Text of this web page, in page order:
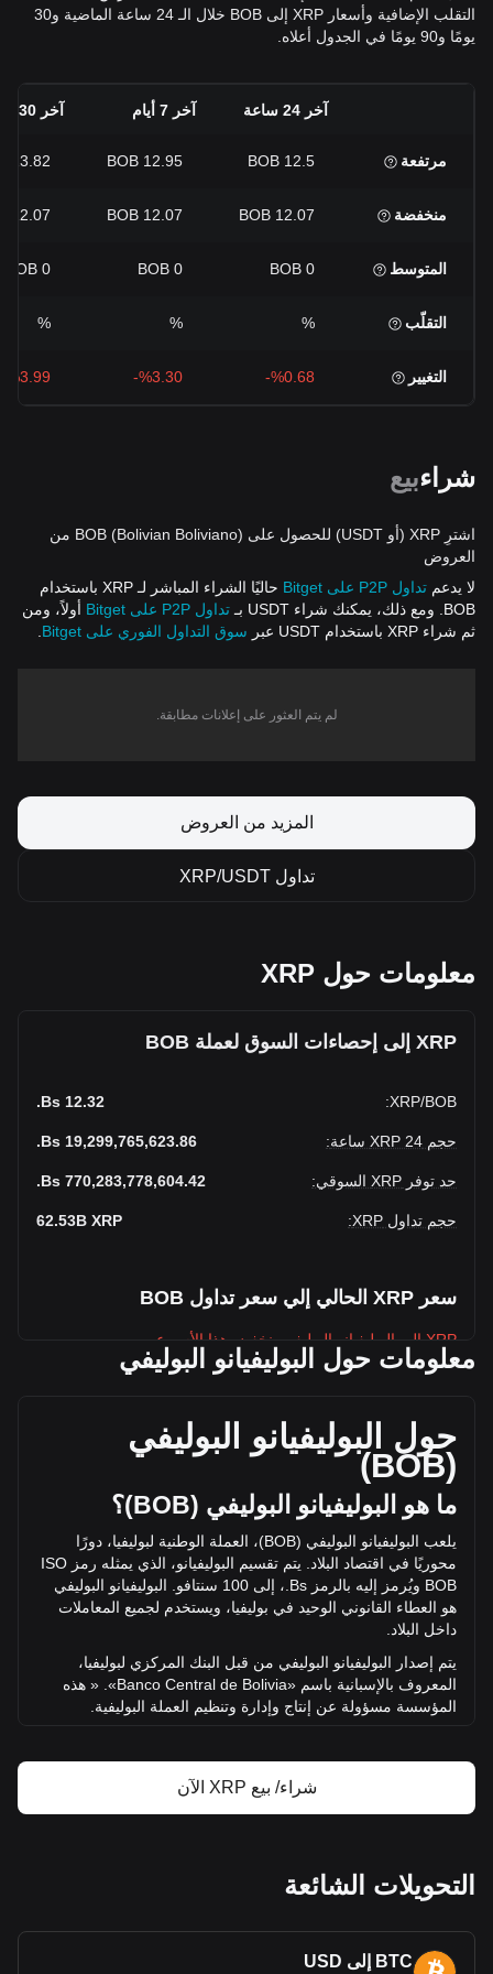
التقلب الإضافية وأسعار XRP إلى BOB خلال الـ 24 ساعة الماضية و30
يومًا و90 يومًا في الجدول أعلاه.
آخر 24 ساعة آخر 7 أيام آخر 30 يومًا
مرتفعة 12.5 BOB
12.95 BOB
13.82 BOB
منخفضة 12.07 BOB
12.07 BOB
12.07 BOB
المتوسط 0 BOB
0 BOB
0 BOB
التقلّب %
%
%
التغيير %0.68-
%3.30-
%3.99-
شراءبيع
اشترِ XRP (أو USDT) للحصول على BOB (Bolivian Boliviano) من
العروض
لا يدعم تداول P2P على Bitget
حاليًا الشراء المباشر لـ XRP باستخدام
BOB. ومع ذلك، يمكنك شراء USDT بـ
تداول P2P على Bitget
أولاً، ومن
ثم شراء XRP باستخدام USDT عبر
سوق التداول الفوري على Bitget
لم يتم العثور على إعلانات مطابقة.
المزيد من العروض
تداول XRP/USDT
معلومات حول XRP
XRP إلى إحصاءات السوق لعملة BOB
XRP/BOB
:
12.32 Bs.
حجم XRP 24 ساعة :
19,299,765,623.86 Bs.
حد توفر XRP السوقي :
770,283,778,604.42 Bs.
حجم تداول XRP :
62.53B XRP
سعر XRP الحالي إلي سعر تداول BOB
XRP إلى البوليفيانو البوليفي ينخفض هذا الأسبوع.
15,975,225,372.49 Bs..
مزيد من المعلومات حول XRP من Bitget
سعر XRP
توقعات سعر XRP
تعريف XRP (XRP)
حاسبة ربح XRP
معلومات حول البوليفيانو البوليفي
حول البوليفيانو البوليفي
(
BOB
)
ما هو البوليفيانو البوليفي (BOB)؟
يلعب البوليفيانو البوليفي (BOB)، العملة الوطنية لبوليفيا، دورًا
محوريًا في اقتصاد البلاد. يتم تقسيم البوليفيانو، الذي يمثله رمز ISO
BOB ويُرمز إليه بالرمز Bs
.، إلى 100 سنتافو. البوليفيانو البوليفي
هو العطاء القانوني الوحيد في بوليفيا، ويستخدم لجميع المعاملات
داخل البلاد.
يتم إصدار البوليفيانو البوليفي من قبل البنك المركزي لبوليفيا،
المعروف بالإسبانية باسم «Banco Central de Bolivia». « هذه
المؤسسة مسؤولة عن إنتاج وإدارة وتنظيم العملة البوليفية.
تم تقديم البوليفيانو الأصلي في عام 1864، ليحل محل الريال
سباني بمعدل ثمانية بوليفيانو مقابل بيزو بوليفي
واحد. لكن هذا التكرار الأول لم يدم طويلاً بسبب عدم الاستقرار
المتفشي، بمعدل 1 بوليفيانو
يتميز البوليفيانو بمجموعة متنوعة من الفئات في كل من العملات
شراء/ بيع XRP الآن
التحويلات الشائعة
BTC إلى USD